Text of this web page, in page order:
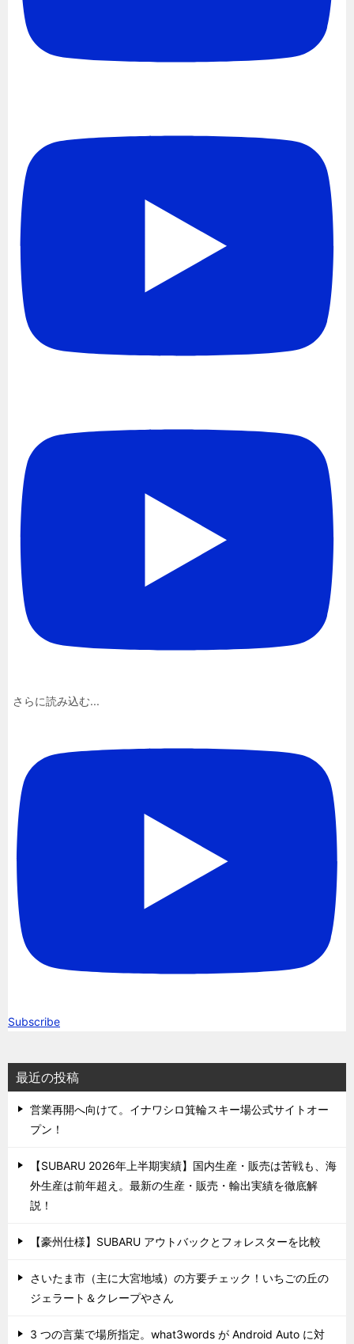
さらに読み込む...
Subscribe
最近の投稿
営業再開へ向けて。イナワシロ箕輪スキー場公式サイトオー
プン！
【SUBARU 2026年上半期実績】国内生産・販売は苦戦も、海
外生産は前年超え。最新の生産・販売・輸出実績を徹底解
説！
【豪州仕様】SUBARU アウトバックとフォレスターを比較
さいたま市（主に大宮地域）の方要チェック！いちごの丘の
ジェラート＆クレープやさん
3 つの言葉で場所指定。what3words が Android Auto に対